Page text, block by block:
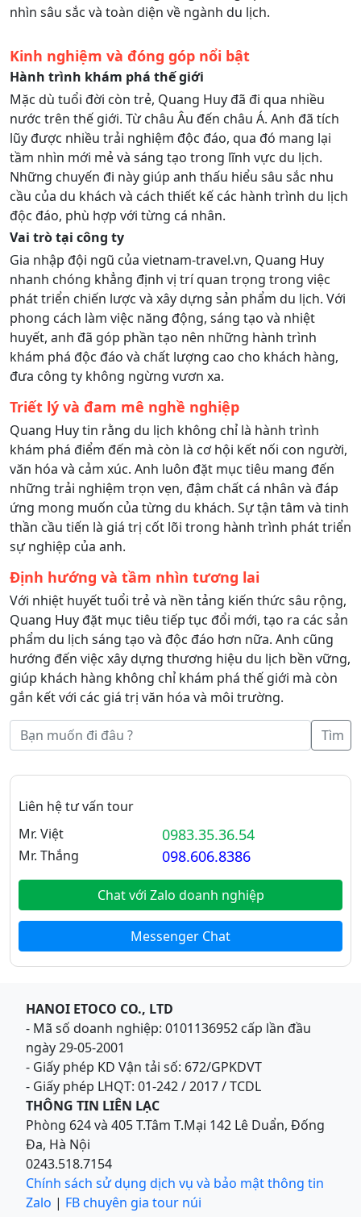
nhìn sâu sắc và toàn diện về ngành du lịch.
Kinh nghiệm và đóng góp nổi bật
Hành trình khám phá thế giới
Mặc dù tuổi đời còn trẻ, Quang Huy đã đi qua nhiều
nước trên thế giới. Từ châu Âu đến châu Á. Anh đã tích
lũy được nhiều trải nghiệm độc đáo, qua đó mang lại
tầm nhìn mới mẻ và sáng tạo trong lĩnh vực du lịch.
Những chuyến đi này giúp anh thấu hiểu sâu sắc nhu
cầu của du khách và cách thiết kế các hành trình du lịch
độc đáo, phù hợp với từng cá nhân.
Vai trò tại công ty
Gia nhập đội ngũ của vietnam-travel.vn, Quang Huy
nhanh chóng khẳng định vị trí quan trọng trong việc
phát triển chiến lược và xây dựng sản phẩm du lịch. Với
phong cách làm việc năng động, sáng tạo và nhiệt
huyết, anh đã góp phần tạo nên những hành trình
khám phá độc đáo và chất lượng cao cho khách hàng,
đưa công ty không ngừng vươn xa.
Triết lý và đam mê nghề nghiệp
Quang Huy tin rằng du lịch không chỉ là hành trình
khám phá điểm đến mà còn là cơ hội kết nối con người,
văn hóa và cảm xúc. Anh luôn đặt mục tiêu mang đến
những trải nghiệm trọn vẹn, đậm chất cá nhân và đáp
ứng mong muốn của từng du khách. Sự tận tâm và tinh
thần cầu tiến là giá trị cốt lõi trong hành trình phát triển
sự nghiệp của anh.
Định hướng và tầm nhìn tương lai
Với nhiệt huyết tuổi trẻ và nền tảng kiến thức sâu rộng,
Quang Huy đặt mục tiêu tiếp tục đổi mới, tạo ra các sản
phẩm du lịch sáng tạo và độc đáo hơn nữa. Anh cũng
hướng đến việc xây dựng thương hiệu du lịch bền vững,
giúp khách hàng không chỉ khám phá thế giới mà còn
gắn kết với các giá trị văn hóa và môi trường.
Tìm
Liên hệ tư vấn tour
Mr. Việt
0983.35.36.54
Mr. Thắng 098.606.8386
Chat với Zalo doanh nghiệp
Messenger Chat
HANOI ETOCO CO., LTD
- Mã số doanh nghiệp: 0101136952 cấp lần đầu
ngày 29-05-2001
- Giấy phép KD Vận tải số: 672/GPKDVT
- Giấy phép LHQT: 01-242 / 2017 / TCDL
THÔNG TIN LIÊN LẠC
Phòng 624 và 405 T.Tâm T.Mại 142 Lê Duẩn, Đống
Đa, Hà Nội
0243.518.7154
Chính sách sử dụng dịch vụ và bảo mật thông tin
Zalo | FB chuyên gia tour núi